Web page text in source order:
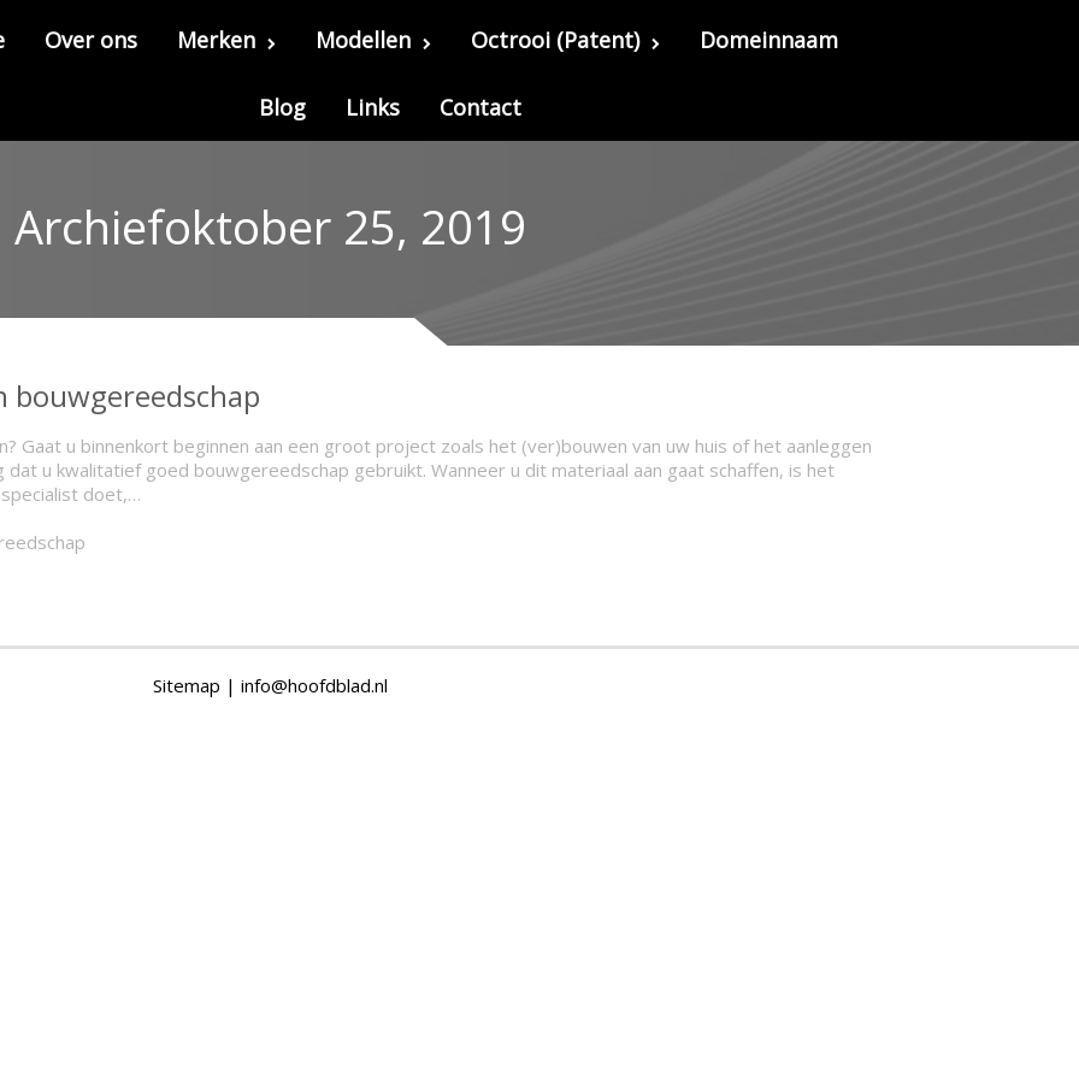
Over ons Merken Modellen Octrooi (Patent) Domeinnaam
Blog Links Contact
Archiefoktober 25, 2019
bouwgereedschap
Gaat u binnenkort beginnen aan een groot project zoals het (ver)bouwen van uw huis of het aanleggen
dat u kwalitatief goed bouwgereedschap gebruikt. Wanneer u dit materiaal aan gaat schaffen, is het
doet,…
Sitemap | info@hoofdblad.nl